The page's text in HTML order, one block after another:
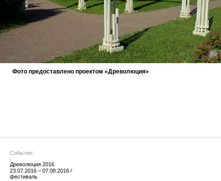
Фото предоставлено проектом «Древолюция»
Событие:
Древолюция 2016
23.07.2016 – 07.08.2016 /
фестиваль